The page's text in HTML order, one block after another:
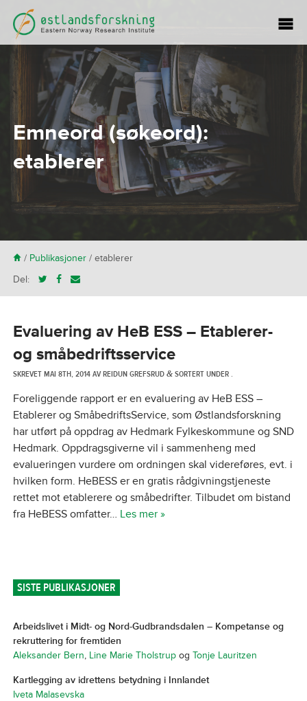
Emneord (søkeord):
etablerer
H/ Publikasjoner/ etablerer
Del:
Evaluering av HeB ESS – Etablerer-
og småbedriftsservice
SKREVETMAI 8TH, 2014AVREIDUN GREFSRUD &SORTERT UNDER .
Foreliggende rapport er en evaluering av HeB ESS –
Etablerer og SmåbedriftsService, som Østlandsforskning
har utført på oppdrag av Hedmark Fylkeskommune og SND
Hedmark. Oppdragsgiverne vil i sammenheng med
evalueringen vurdere om ordningen skal videreføres, evt. i
hvilken form. HeBESS er en gratis rådgivningstjeneste
rettet mot etablerere og småbedrifter. Tilbudet om bistand
fra HeBESS omfatter… Les mer »
SISTE PUBLIKASJONER
Arbeidslivet i Midt- og Nord-Gudbrandsdalen – Kompetanse og
rekruttering for fremtiden
Aleksander Bern, Line Marie Tholstrupog Tonje Lauritzen
Kartlegging av idrettens betydning i Innlandet
Iveta Malasevska